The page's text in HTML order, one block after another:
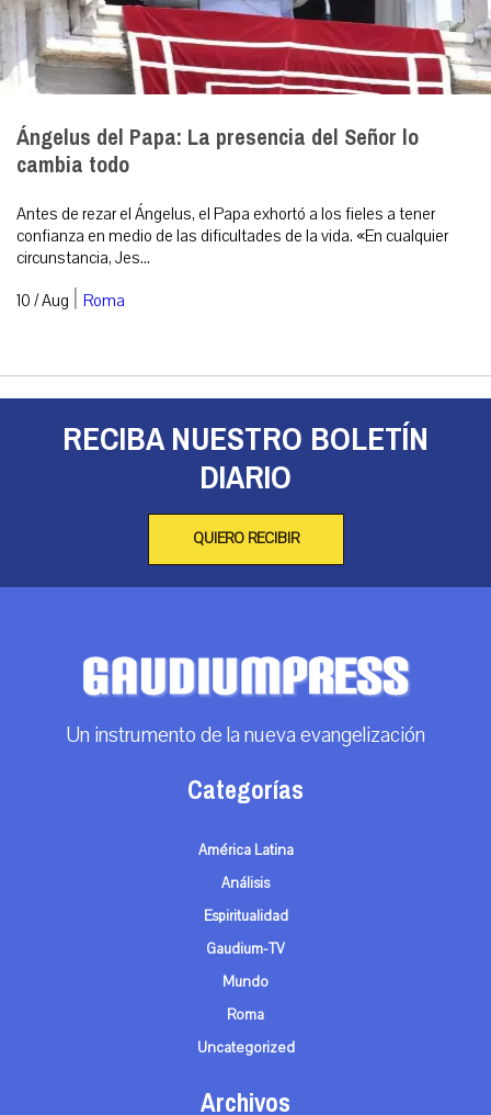
Ángelus del Papa: La presencia del Señor lo
cambia todo
Antes de rezar el Ángelus, el Papa exhortó a los fieles a tener
confianza en medio de las dificultades de la vida. «En cualquier
circunstancia, Jes...
10 / Aug | Roma
RECIBA NUESTRO BOLETÍN
DIARIO
QUIERO RECIBIR
Un instrumento de la nueva evangelización
Categorías
América Latina
Análisis
Espiritualidad
Gaudium-TV
Mundo
Roma
Uncategorized
Archivos